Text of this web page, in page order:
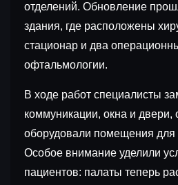
отделений. Обновление
здания, где расположены
стационар и два
офтальмологии.
В ходе работ специалисты
коммуникации, окна и двери,
оборудовали помещения
Особое внимание уделили
пациентов: палаты теперь